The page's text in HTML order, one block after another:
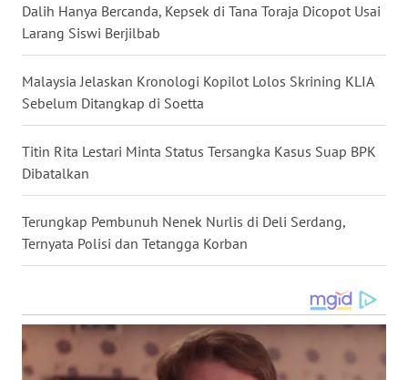
Dalih Hanya Bercanda, Kepsek di Tana Toraja Dicopot Usai
Larang Siswi Berjilbab
Malaysia Jelaskan Kronologi Kopilot Lolos Skrining KLIA
Sebelum Ditangkap di Soetta
Titin Rita Lestari Minta Status Tersangka Kasus Suap BPK
Dibatalkan
Terungkap Pembunuh Nenek Nurlis di Deli Serdang,
Ternyata Polisi dan Tetangga Korban
WN
TAPANULI
SELATAN
WN
TANJUNG
LESUNG
WN
KARO
WN
WN
LABUHANBATU